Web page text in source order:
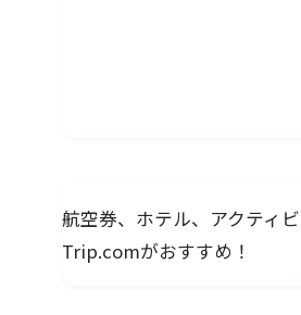
航空券、ホテル、アクティ
Trip.comがおすすめ！